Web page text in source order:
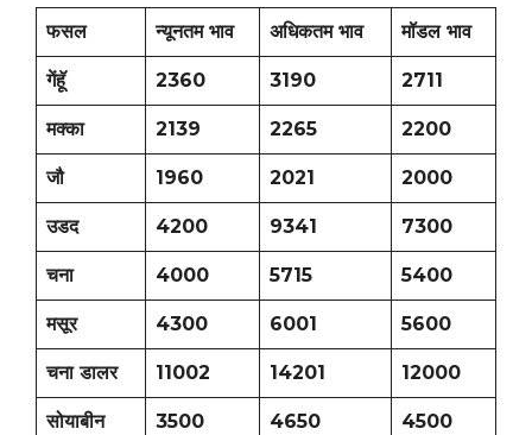
फसल न्यूनतम भाव अधिकतम भाव मॉडल भाव
गेंहॅू 2360 3190 2711
मक्का 2139 2265 2200
जौ 1960 2021 2000
उडद 4200 9341 7300
चना 4000 5715 5400
मसूर 4300 6001 5600
चना डालर 11002 14201 12000
सोयाबीन 3500 4650 4500